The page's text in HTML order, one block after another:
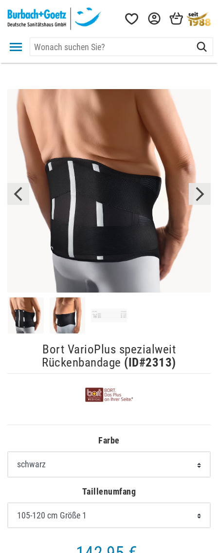
Bort VarioPlus spezialweit
Rückenbandage (ID#2313)
Farbe
Taillenumfang